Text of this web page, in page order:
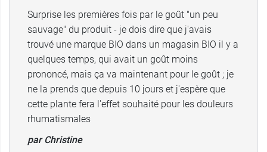
Sources :
https://sites.google.com/site/tpeortiejl/home/i---
presentation-generale-de-l-ortie/ii---biochimie-
de-l-ortie
https://www.santescience.fr/racine-dortie/
https://www.plantes-et-sante.fr/articles/plantes-
medicinales/1712-lortie-un-philtre-damour-
remineralisant
Surprise les premières fois par le goût "un peu
sauvage" du produit - je dois dire que j'avais
trouvé une marque BIO dans un magasin BIO il y a
quelques temps, qui avait un goût moins
prononcé, mais ça va maintenant pour le goût ; je
ne la prends que depuis 10 jours et j'espère que
cette plante fera l'effet souhaité pour les douleurs
rhumatismales
par Christine